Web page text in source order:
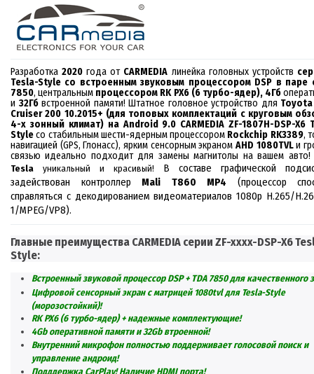
Разработка2020 года от CARMEDIA линейка головных устройств
Tesla-Style со встроеннымзвуковым процессором DSP в паре
7850, центральным процессором RK PX6 (6 турбо-ядер), 4Гб
и 32Гбвстроенной памяти! Штатное головное устройство для
Cruiser 200 10.2015+ (для топовых комплектаций с круговым
4-х зонный климат) на Android 9.0 CARMEDIA ZF-1807H-DSP-X6
Styleсо стабильнымшести-ядернымпроцессором Rockchip RK3389,
навигацией (GPS, Глонасс), ярким сенсорным экраном AHD 1080TVLи
связью идеально подходит для замены магнитолы на вашем авто
Tesla уникальный и красивый!
В составе графической
задействован контроллер Mali T860 MP4 (процессор
справляться с декодированием видеоматериалов 1080p H.265/
1/MPEG/VP8).
Главные преимущества CARMEDIA серии ZF-xxxx-DSP-X6
Style:
Встроенныйзвуковойпроцессор DSP + TDA 7850 для качественного
Цифровой сенсорный экран c матрицей 1080tvlдля Tesla-Style
(морозостойкий)!
RKPX6 (6 турбо-ядер) + надежные комплектующие!
4Gbоперативной памяти и 32Gbвтроенной!
Внутренний микрофон полностью поддерживает голосовой поиск и
управление андроид!